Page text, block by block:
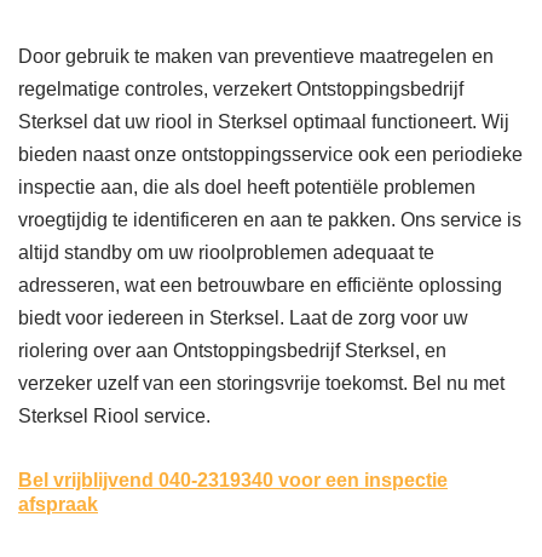
Door gebruik te maken van preventieve maatregelen en
regelmatige controles, verzekert Ontstoppingsbedrijf
Sterksel dat uw riool in Sterksel optimaal functioneert. Wij
bieden naast onze ontstoppingsservice ook een periodieke
inspectie aan, die als doel heeft potentiële problemen
vroegtijdig te identificeren en aan te pakken. Ons service is
altijd standby om uw rioolproblemen adequaat te
adresseren, wat een betrouwbare en efficiënte oplossing
biedt voor iedereen in Sterksel. Laat de zorg voor uw
riolering over aan Ontstoppingsbedrijf Sterksel, en
verzeker uzelf van een storingsvrije toekomst. Bel nu met
Sterksel Riool service.
Bel vrijblijvend 040-2319340 voor een inspectie
afspraak